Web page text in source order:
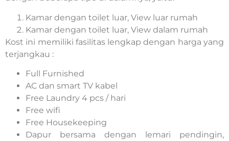
Kamar dengan toilet luar, View luar rumah
Kamar dengan toilet luar, View dalam rumah
Kost ini memiliki fasilitas lengkap dengan harga yang
terjangkau :
Full Furnished
AC dan smart TV kabel
Free Laundry 4 pcs / hari
Free wifi
Free Housekeeping
Dapur bersama dengan lemari pendingin,